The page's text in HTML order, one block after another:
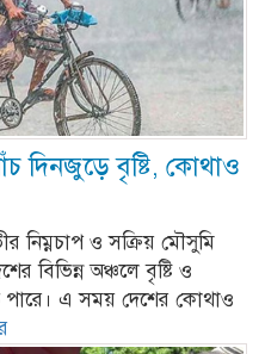
দিনজুড়ে বৃষ্টি, কোথাও
নিম্নচাপ ও সক্রিয় মৌসুমি
বিভিন্ন অঞ্চলে বৃষ্টি ও
পারে। এ সময় দেশের কোথাও